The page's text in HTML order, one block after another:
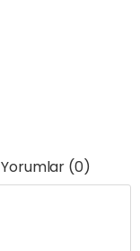
Yorumlar (0)